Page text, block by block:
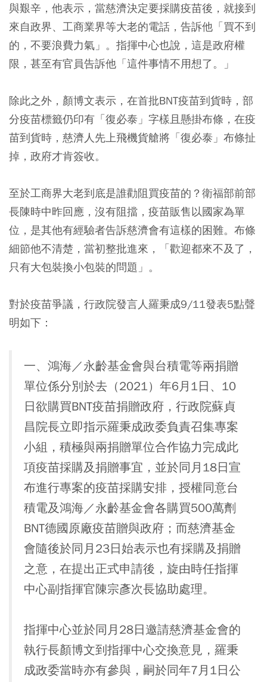
與艱辛，他表示，當慈濟決定要採購疫苗後，就接到
來自政界、工商業界等大老的電話，告訴他「買不到
的，不要浪費力氣」。指揮中心也說，這是政府權
限，甚至有官員告訴他「這件事情不用想了。」
除此之外，顏博文表示，在首批BNT疫苗到貨時，部
分疫苗標籤仍印有「復必泰」字樣且懸掛布條，在疫
苗到貨時，慈濟人先上飛機貨艙將「復必泰」布條扯
掉，政府才肯簽收。
至於工商界大老到底是誰勸阻買疫苗的？衛福部前部
長陳時中昨回應，沒有阻擋，疫苗販售以國家為單
位，是其他有經驗者告訴慈濟會有這樣的困難。布條
細節他不清楚，當初整批進來，「歡迎都來不及了，
只有大包裝換小包裝的問題」。
對於疫苗爭議，行政院發言人羅秉成9/11發表5點聲
明如下：
一、鴻海／永齡基金會與台積電等兩捐贈
單位係分別於去（2021）年6月1日、10
日欲購買BNT疫苗捐贈政府，行政院蘇貞
昌院長立即指示羅秉成政委負責召集專案
小組，積極與兩捐贈單位合作協力完成此
項疫苗採購及捐贈事宜，並於同月18日宣
布進行專案的疫苗採購安排，授權同意台
積電及鴻海／永齡基金會各購買500萬劑
BNT德國原廠疫苗贈與政府；而慈濟基金
會隨後於同月23日始表示也有採購及捐贈
之意，在提出正式申請後，旋由時任指揮
中心副指揮官陳宗彥次長協助處理。
指揮中心並於同月28日邀請慈濟基金會的
執行長顏博文到指揮中心交換意見，羅秉
成政委當時亦有參與，嗣於同年7月1日公